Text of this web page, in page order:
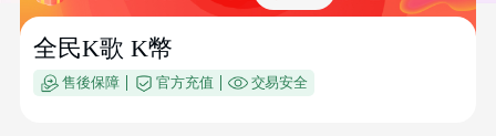
全民K歌 K幣
售後保障 官方充值 交易安全